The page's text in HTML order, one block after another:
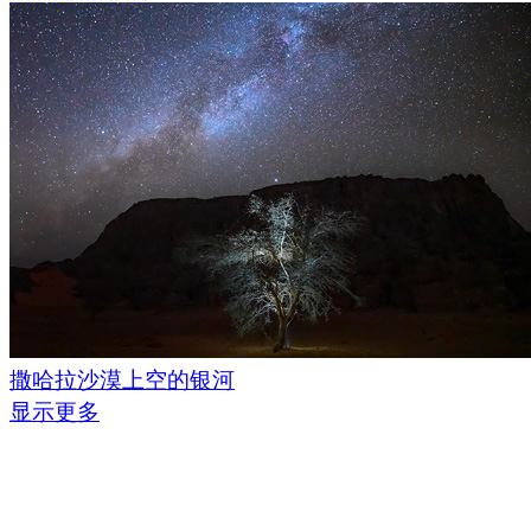
撒哈拉沙漠上空的银河
显示更多